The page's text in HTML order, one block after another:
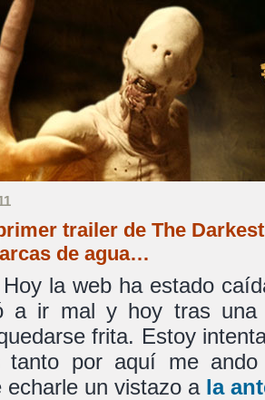
trailer de The
de agua…
Hoy la web ha estado
a ir mal y hoy tras una
frita. Estoy
tanto por aquí me
echarle un vistazo a la